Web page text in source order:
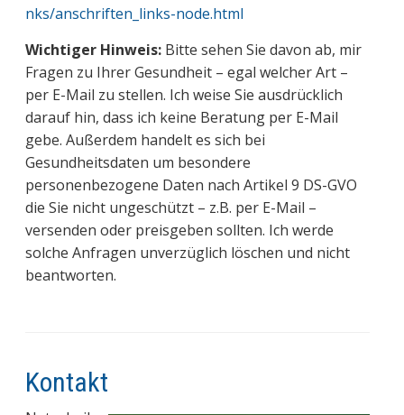
nks/anschriften_links-node.html
Wichtiger Hinweis:Bitte sehen Sie davon ab, mir
Fragen zu Ihrer Gesundheit – egal welcher Art –
per E-Mail zu stellen. Ich weise Sie ausdrücklich
darauf hin, dass ich keine Beratung per E-Mail
gebe. Außerdem handelt es sich bei
Gesundheitsdaten um besondere
personenbezogene Daten nach Artikel 9 DS-GVO
die Sie nicht ungeschützt – z.B. per E-Mail –
versenden oder preisgeben sollten. Ich werde
solche Anfragen unverzüglich löschen und nicht
beantworten.
Kontakt